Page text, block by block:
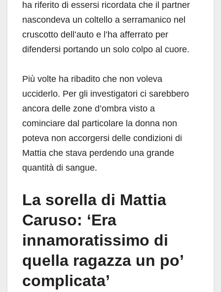
ha riferito di essersi ricordata che il partner
nascondeva un coltello a serramanico nel
cruscotto dell’auto e l’ha afferrato per
difendersi portando un solo colpo al cuore.
Più volte ha ribadito che non voleva
ucciderlo. Per gli investigatori ci sarebbero
ancora delle zone d’ombra visto a
cominciare dal particolare la donna non
poteva non accorgersi delle condizioni di
Mattia che stava perdendo una grande
quantità di sangue.
La sorella di Mattia
Caruso: ‘Era
innamoratissimo di
quella ragazza un po’
complicata’